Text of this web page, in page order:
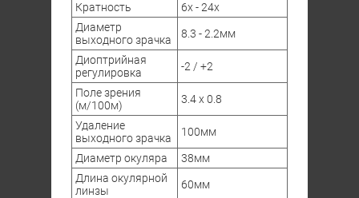
Кратность
6x - 24x
Диаметр
выходного зрачка
8.3 - 2.2мм
Диоптрийная
регулировка
-2 / +2
Поле зрения
(м/100м)
3.4 x 0.8
Удаление
выходного зрачка
100мм
Диаметр окуляра
38мм
Длина окулярной
линзы
60мм